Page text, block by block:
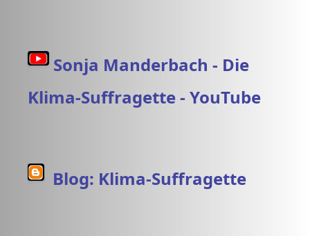
Sonja Manderbach - Die
Klima-Suffragette - YouTube
Blog: Klima-Suffragette